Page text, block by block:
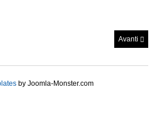
Avanti
by Joomla-Monster.com